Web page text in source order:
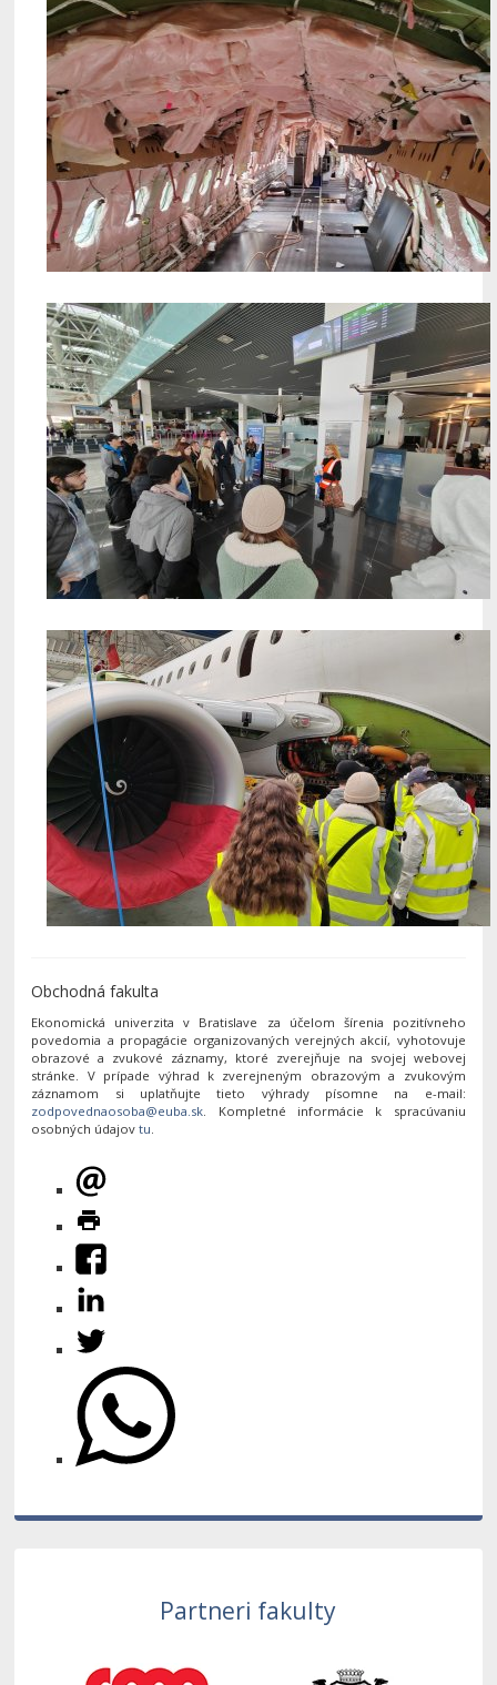
Obchodná fakulta
Ekonomická univerzita v Bratislave za účelom šírenia pozitívneho
povedomia a propagácie organizovaných verejných akcií, vyhotovuje
obrazové a zvukové záznamy, ktoré zverejňuje na svojej webovej
stránke. V prípade výhrad k zverejneným obrazovým a zvukovým
záznamom si uplatňujte tieto výhrady písomne na e-mail:
. Kompletné informácie k spracúvaniu
osobných údajovtu.
Partneri fakulty